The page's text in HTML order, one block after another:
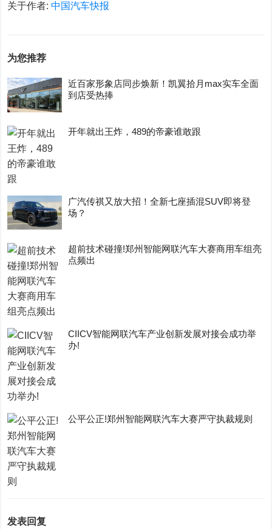
关于作者:中国汽车快报
为您推荐
近百家形象店同步焕新！凯翼拾月max实车全面
到店受热捧
开年就出王炸，489的帝豪谁敢跟
广汽传祺又放大招！全新七座插混SUV即将登
场？
超前技术碰撞!郑州智能网联汽车大赛商用车组亮
点频出
CIICV智能网联汽车产业创新发展对接会成功举
办!
公平公正!郑州智能网联汽车大赛严守执裁规则
发表回复